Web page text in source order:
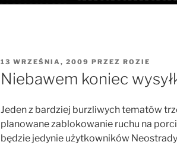
OPUBLIKOWANE
W
13 WRZEŚNIA, 2009 PRZEZ ROZIE
Niebawem koniec
Jeden z bardziej burzliwych tematów
planowane zablokowanie ruchu na
będzie jedynie użytkowników